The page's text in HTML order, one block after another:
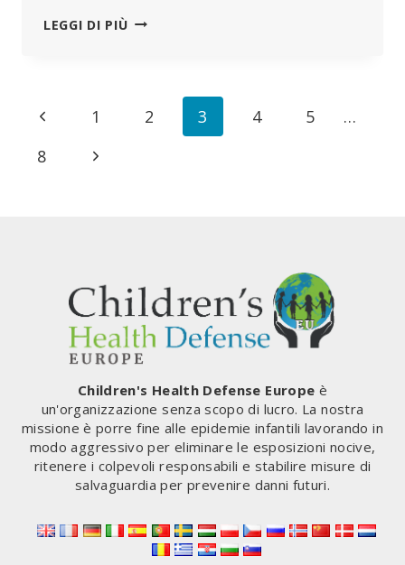
LEGGI DI PIÙL’OMS
MANIPOLAZIONE
DELL’OPINIONE
PUBBLICA
Navigazione
pagina
Pagina
Precedente
1 2 3 4 5
…
8
Pagina
Children's Health Defense Europe è
un'organizzazione senza scopo di lucro. La nostra
missione è porre fine alle epidemie infantili lavorando in
modo aggressivo per eliminare le esposizioni nocive,
ritenere i colpevoli responsabili e stabilire misure di
salvaguardia per prevenire danni futuri.